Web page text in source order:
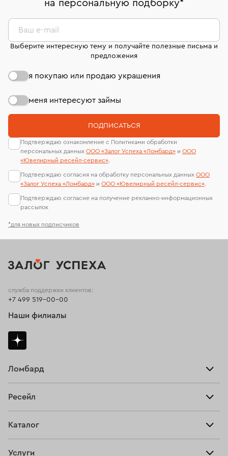
дней на возврат. Детальные условия возврата
комиссионных украшений и часов смотрите на
странице«Возврат украшений»
сертификаты МГУ и других геммологических
лабораторий
на персональную подборку*
*для новых подписчиков
Ваш e-mail
Выберите интересную тему и получайте полезные письма и
предложения
я покупаю или продаю украшения
меня интересуют займы
ПОДПИСАТЬСЯ
Подтверждаю ознакомление с Политиками обработки
персональных данных ООО «Залог Успеха «Ломбард» и ООО
«Ювелирный ресейл-сервиc».
Подтверждаю согласия на обработку персональных данных ООО
«Залог Успеха «Ломбард» и ООО «Ювелирный ресейл-сервиc».
Подтверждаю согласие на получение рекламно-информационных
рассылок
Ломбард
Тарифы
Ресейл
Каталог
Услуги
служба поддержки клиентов:
+7 499 519-00-00
Наши филиалы